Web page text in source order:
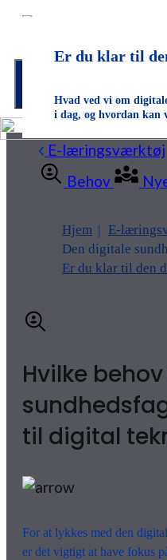
Er du klar til
Hvad ved vi om
i dag, og hvordan kan
E-læringsværktøj
Behov
Hjem
E-
Den digitale
Er du klar til den
Hvilke
til digital
For at lykkes med den
er det vigtigt at have fokus